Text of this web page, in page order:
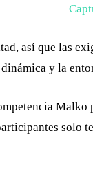
así que las
y la
Malko
solo